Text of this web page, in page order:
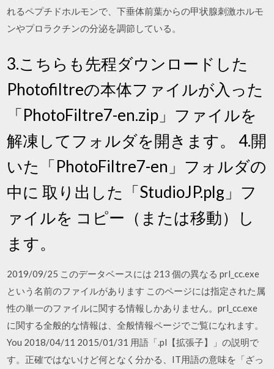
れるペプチドホルモンで、下垂体前葉からの甲状腺刺激ホルモ
ンやプロラクチンの分泌を調節している。
3.こちらも先程ダウンロードした
Photofiltreの本体ファイルが入った
「PhotoFiltre7-en.zip」ファイルを
解凍してフォルダを開きます。 4.開
いた「PhotoFiltre7-en」フォルダの
中に 取り出した「StudioJP.plg」フ
ァイルを コピー（または移動）し
ます。
2019/09/25 このデータベースには 213 個の異なる prl_cc.exe
という名前のファイルがあります このページには指定された属
性の単一のファイルに関する情報しかありません。prl_cc.exe
に関する全般的な情報は、全般情報ページでご覧になれます。
You 2018/04/11 2015/01/31 用語「.pl【拡張子】」の説明で
す。正確ではないけど何となく分かる、IT用語の意味を「ざっ